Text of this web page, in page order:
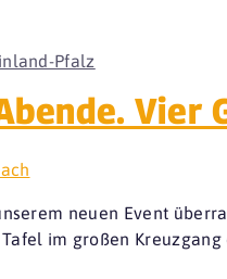
Pfalz
Vier
neuen Event
im großen